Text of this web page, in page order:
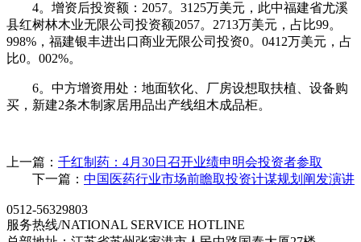
4。增资后投资额：2057。3125万美元，此中福建省尤溪
县红树林木业无限公司投资额2057。2713万美元，占比99。
998%，福建银丰进出口商业无限公司投资0。0412万美元，占
比0。002%。
6。中方增资用处：地面软化、厂房设想取扶植、设备购
买，新建2条木制家居用品出产线组木成品柜。
上一篇： 千红制药：4月30日召开业绩申明会投资者参取
下一篇： 中国医药行业市场前瞻取投资计谋规划阐发演讲
0512-56329803
服务热线/NATIONAL SERVICE HOTLINE